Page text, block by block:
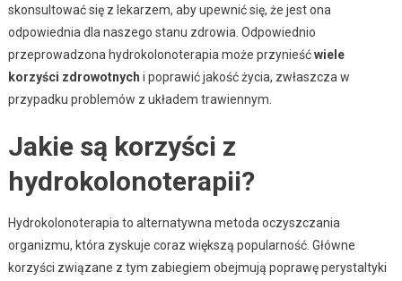
skonsultować się z lekarzem, aby upewnić się, że jest ona
odpowiednia dla naszego stanu zdrowia. Odpowiednio
przeprowadzona hydrokolonoterapia może przynieśćwiele
korzyści zdrowotnych i poprawić jakość życia, zwłaszcza w
przypadku problemów z układem trawiennym.
Jakie są korzyści z
hydrokolonoterapii?
Hydrokolonoterapia to alternatywna metoda oczyszczania
organizmu, która zyskuje coraz większą popularność. Główne
korzyści związane z tym zabiegiem obejmują poprawę perystaltyki